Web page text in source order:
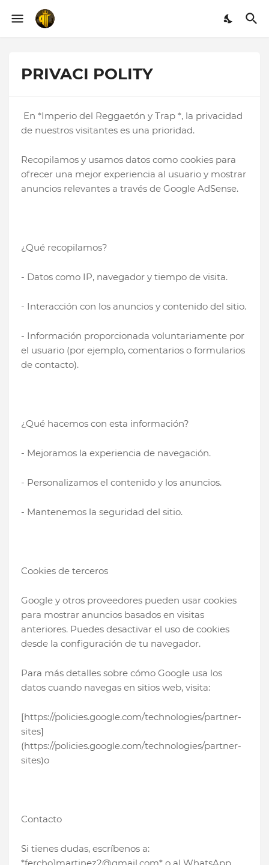
PRIVACI POLITY
En *Imperio del Reggaetón y Trap *, la privacidad
de nuestros visitantes es una prioridad.
Recopilamos y usamos datos como cookies para
ofrecer una mejor experiencia al usuario y mostrar
anuncios relevantes a través de Google AdSense.
¿Qué recopilamos?
- Datos como IP, navegador y tiempo de visita.
- Interacción con los anuncios y contenido del sitio.
- Información proporcionada voluntariamente por
el usuario (por ejemplo, comentarios o formularios
de contacto).
¿Qué hacemos con esta información?
- Mejoramos la experiencia de navegación.
- Personalizamos el contenido y los anuncios.
- Mantenemos la seguridad del sitio.
Cookies de terceros
Google y otros proveedores pueden usar cookies
para mostrar anuncios basados en visitas
anteriores. Puedes desactivar el uso de cookies
desde la configuración de tu navegador.
Para más detalles sobre cómo Google usa los
datos cuando navegas en sitios web, visita:
[https://policies.google.com/technologies/partner-
sites]
(https://policies.google.com/technologies/partner-
sites)o
Contacto
Si tienes dudas, escríbenos a: